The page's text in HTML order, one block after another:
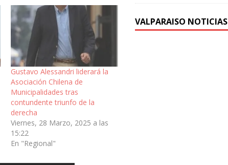
Gustavo Alessandri liderará la
Asociación Chilena de
Municipalidades tras
contundente triunfo de la
derecha
Viernes, 28 Marzo, 2025 a las
15:22
En "Regional"
VALPARAISO NOTICIAS